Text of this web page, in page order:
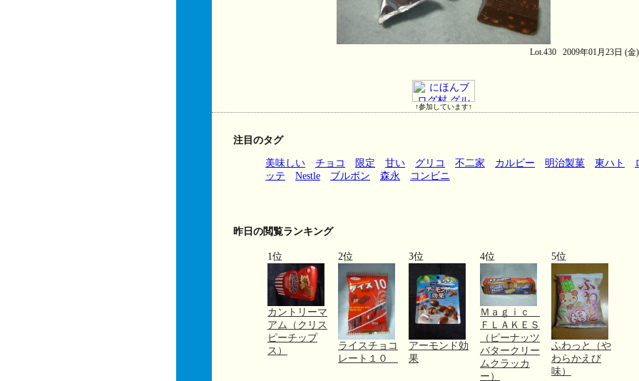
Lot.430 2009年01月23日 (金
↑参加しています↑
注目のタグ
美味しい チョコ 限定 甘い グリコ 不二家 カルビー 明治製菓 東ハト
ッテ
Nestle ブルボン 森永 コンビニ
昨日の閲覧ランキング
1位
カントリーマ
アム（クリス
ピーチップ
ス）
2位
ライスチョコ
レート１０
3位
アーモンド効
果
4位
Ｍａｇｉｃ
ＦＬＡＫＥＳ
（ピーナッツ
バタークリー
ムクラッカ
ー）
5位
ふわっと（や
わらかえび
味）